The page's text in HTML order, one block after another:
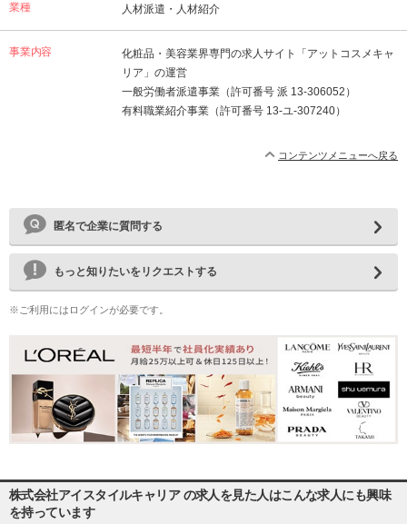
業種 人材派遣・人材紹介
事業内容
化粧品・美容業界専門の求人サイト「アットコスメキャ
リア」の運営
一般労働者派遣事業（許可番号 派 13-306052）
有料職業紹介事業（許可番号 13-ユ-307240）
コンテンツメニューへ戻る
匿名で企業に質問する
もっと知りたいをリクエストする
※ご利用にはログインが必要です。
株式会社アイスタイルキャリア の求人を見た人はこんな求人にも興味
を持っています